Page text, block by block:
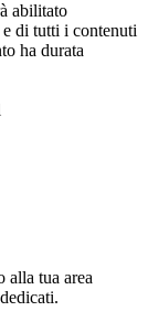
abilitato
e di tutti i contenuti
ha durata
alla tua area